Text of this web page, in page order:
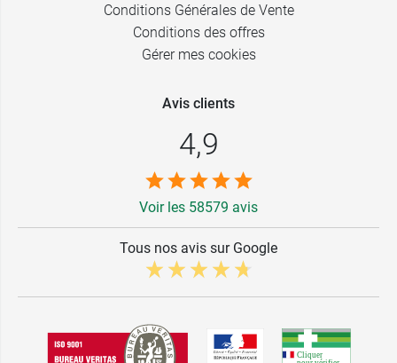
Conditions Générales de Vente
Conditions des offres
Gérer mes cookies
Avis clients
4,9
Voir les 58579 avis
Tous nos avis sur Google